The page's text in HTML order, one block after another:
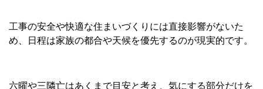
工事の安全や快適な住まいづくりには直接影響がないた
め、日程は家族の都合や天候を優先するのが現実的です。
六曜や三隣亡はあくまで目安と考え、気にする部分だけを